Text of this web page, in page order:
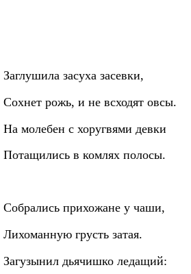
Заглушила засуха засевки,
Сохнет рожь, и не всходят овсы.
На молебен с хоругвями девки
Потащились в комлях полосы.
Собрались прихожане у чаши,
Лихоманную грусть затая.
Загузынил дьячишко ледащий: